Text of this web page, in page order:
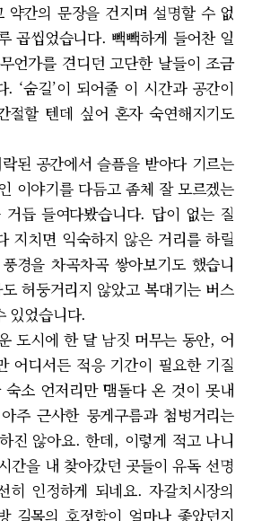
약간의 문장을 건지며 설명할 수 없
곱씹었습니다. 빽빽하게 들어찬 일
언가를 견디던 고단한 날들이 조금
. ‘숨길’이 되어줄 이 시간과 공간이
절할 텐데 싶어 혼자 숙연해지기도
된 공간에서 슬픔을 받아다 기르는
이야기를 다듬고 좀체 잘 모르겠는
듭 들여다봤습니다. 답이 없는 질
지치면 익숙하지 않은 거리를 하릴
경을 차곡차곡 쌓아보기도 했습니
허둥거리지 않았고 복대기는 버스
있었습니다.
도시에 한 달 남짓 머무는 동안, 어
어디서든 적응 기간이 필요한 기질
소 언저리만 맴돌다 온 것이 못내
주 근사한 뭉게구름과 첨벙거리는
진 않아요. 한데, 이렇게 적고 나니
간을 내 찾아갔던 곳들이 유독 선명
히 인정하게 되네요. 자갈치시장의
길목의 호젓함이 얼마나 좋았던지